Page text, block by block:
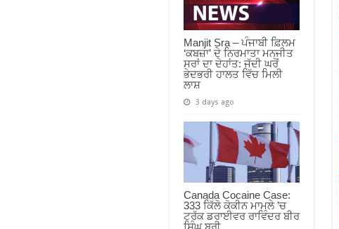
Manjit Sra – ਪੰਜਾਬੀ ਫ਼ਿਲਮ
‘ਕਬਜ਼ਾ’ ਦੇ ਨਿਰਮਾਤਾ ਮਨਜੀਤ
ਸਰਾਂ ਦਾ ਦੇਹਾਂਤ: ਜੱਦੀ ਘਰੋਂ
ਭੇਦਭਰੀ ਹਾਲਤ ਵਿੱਚ ਮਿਲੀ
ਲਾਸ਼
3 days ago
Canada Cocaine Case:
333 ਕਿੱਲੋ ਕੋਕੀਨ ਮਾਮਲੇ ’ਚ
ਟਰੱਕ ਡਰਾਈਵਰ ਰਾਵਿੰਦਰ ਬੀਰ